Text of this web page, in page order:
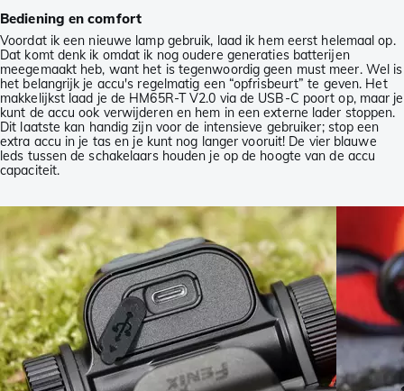
Bediening en comfort
Voordat ik een nieuwe lamp gebruik, laad ik hem eerst helemaal op.
Dat komt denk ik omdat ik nog oudere generaties batterijen
meegemaakt heb, want het is tegenwoordig geen must meer. Wel is
het belangrijk je accu's regelmatig een “opfrisbeurt” te geven. Het
makkelijkst laad je de HM65R-T V2.0 via de USB-C poort op, maar je
kunt de accu ook verwijderen en hem in een externe lader stoppen.
Dit laatste kan handig zijn voor de intensieve gebruiker; stop een
extra accu in je tas en je kunt nog langer vooruit! De vier blauwe
leds tussen de schakelaars houden je op de hoogte van de accu
capaciteit.